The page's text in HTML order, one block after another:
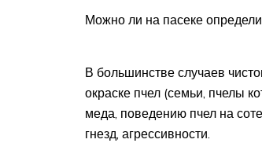
Можно ли на пасеке
В большинстве случаев
окраске пчел (семьи, пчелы
меда, поведению пчел на
гнезд, агрессивности.